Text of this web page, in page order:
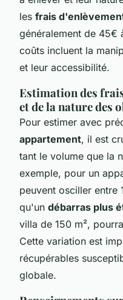
les frais
généralement de 45€
coûts incluent la
et leur accessibilité.
Estimation des
et de la nature des
Pour estimer avec
appartement, il est
tant le volume que la
exemple, pour un
peuvent osciller entre
qu'un débarras plus
villa de 150 m²,
Cette variation est
récupérables
globale.